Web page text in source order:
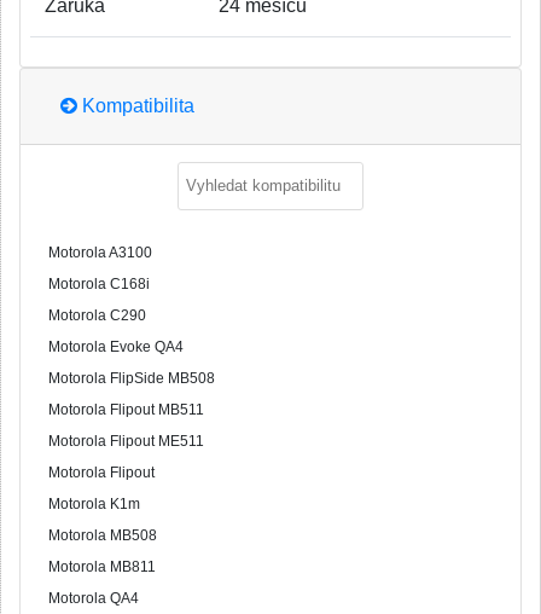
Záruka 24 měsíců
Kompatibilita
Motorola A3100
Motorola C168i
Motorola C290
Motorola Evoke QA4
Motorola FlipSide MB508
Motorola Flipout MB511
Motorola Flipout ME511
Motorola Flipout
Motorola K1m
Motorola MB508
Motorola MB811
Motorola QA4